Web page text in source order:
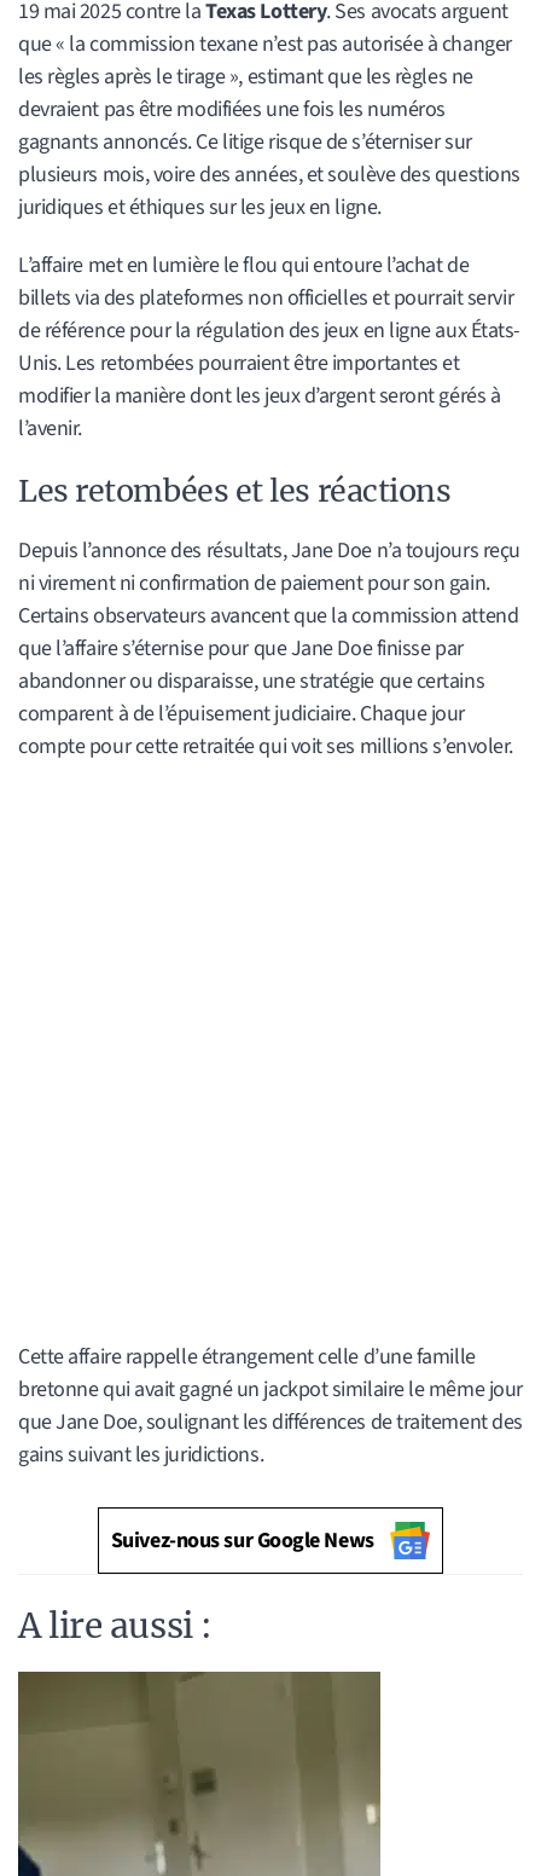
19 mai 2025 contre laTexas Lottery. Ses avocats arguent
que « la commission texane n’est pas autorisée à changer
les règles après le tirage », estimant que les règles ne
devraient pas être modifiées une fois les numéros
gagnants annoncés. Ce litige risque de s’éterniser sur
plusieurs mois, voire des années, et soulève des questions
juridiques et éthiques sur les jeux en ligne.
L’affaire met en lumière le flou qui entoure l’achat de
billets via des plateformes non officielles et pourrait servir
de référence pour la régulation des jeux en ligne aux États-
Unis. Les retombées pourraient être importantes et
modifier la manière dont les jeux d’argent seront gérés à
l’avenir.
Les retombées et les réactions
Depuis l’annonce des résultats, Jane Doe n’a toujours reçu
ni virement ni confirmation de paiement pour son gain.
Certains observateurs avancent que la commission attend
que l’affaire s’éternise pour que Jane Doe finisse par
abandonner ou disparaisse, une stratégie que certains
comparent à de l’épuisement judiciaire. Chaque jour
compte pour cette retraitée qui voit ses millions s’envoler.
Cette affaire rappelle étrangement celle d’une famille
bretonne qui avait gagné un jackpot similaire le même jour
que Jane Doe, soulignant les différences de traitement des
gains suivant les juridictions.
Suivez-nous sur Google News
A lire aussi :